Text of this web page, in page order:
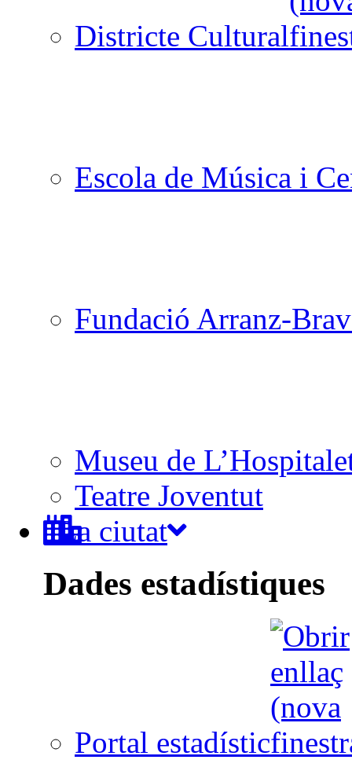
Districte Cultural
Escola de Música i
Fundació Arranz-
Museu de
Teatre Joventut
La ciutat
Dades estadístiques
Portal estadístic